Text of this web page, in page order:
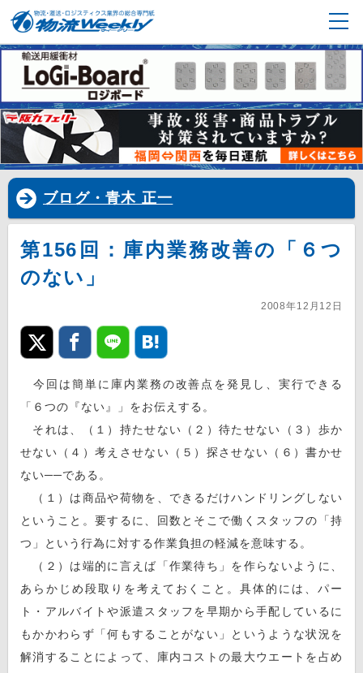
ブログ・青木 正一
第156回：庫内業務改善の「６つ
のない」
2008年12月12日
今回は簡単に庫内業務の改善点を発見し、実行できる
「６つの『ない』」をお伝えする。
それは、（１）持たせない（２）待たせない（３）歩か
せない（４）考えさせない（５）探させない（６）書かせ
ない──である。
（１）は商品や荷物を、できるだけハンドリングしない
ということ。要するに、回数とそこで働くスタッフの「持
つ」という行為に対する作業負担の軽減を意味する。
（２）は端的に言えば「作業待ち」を作らないように、
あらかじめ段取りを考えておくこと。具体的には、パー
ト・アルバイトや派遣スタッフを早期から手配しているに
もかかわらず「何もすることがない」というような状況を
解消することによって、庫内コストの最大ウエートを占め